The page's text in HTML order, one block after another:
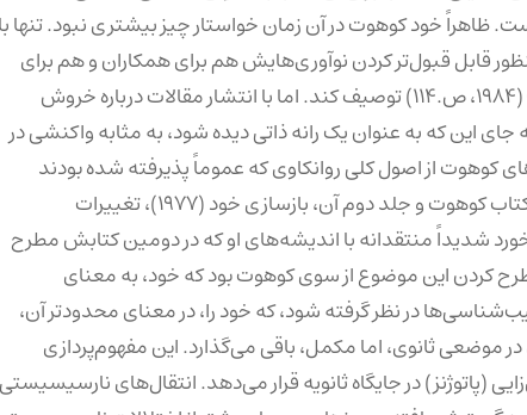
ظاهراً خود کوهوت در آن زمان خواستار چیز بیشتری نبود. تنها
قابل قبول‌تر کردن نوآوری‌هایش هم برای همکاران و هم برای
خودش را به مثابه «ریختن شراب تازه در بطری‌های قدیمی» (۱۹۸۴، ص.۱۱۴) توصیف کند. اما با انتشار مقالات درباره خروش
ویرانگر به جای این که به عنوان یک رانه ذاتی دیده شود، به مثابه واکنشی در
کوهوت از اصول کلی روانکاوی که عموماً پذیرفته شده بودند
منحرف می‌شود، چنانکه در سال‌های بین انتشار نخستین کتاب کوهوت و جلد دوم آن، بازسازی خود (۱۹۷۷)، تغییرات
شدیداً منتقدانه با اندیشه‌های او که در دومین کتابش مطرح
کردن این موضوع از سوی کوهوت بود که خود، به معنای
در نظر گرفته شود، که خود را، در معنای محدود‌تر آن،
ثانوی، اما مکمل، باقی می‌گذارد. این مفهوم‌پردازی
(پاتوژنز) در جایگاه ثانویه قرار می‌دهد. انتقال‌های نارسیسیستی